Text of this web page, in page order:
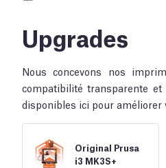
Upgrades
Nous concevons nos
compatibilité transparente
disponibles ici pour améliorer
Original Prusa
i3 MK3S+